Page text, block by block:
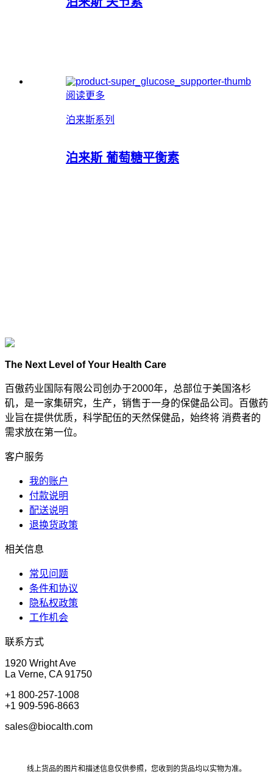
阅读更多
泊来斯系列
泊来斯 葡萄糖平衡素
The Next Level of Your Health Care
百傲药业国际有限公司创办于2000年，总部位于美国洛杉
矶，是一家集研究，生产，销售于一身的保健品公司。百傲药
业旨在提供优质，科学配伍的天然保健品，始终将 消费者的
需求放在第一位。
客户服务
我的账户
付款说明
配送说明
退换货政策
相关信息
常见问题
条件和协议
隐私权政策
工作机会
联系方式
1920 Wright Ave
La Verne, CA 91750
+1 800-257-1008
+1 909-596-8663
sales@biocalth.com
线上货品的图片和描述信息仅供参照，您收到的货品均以实物为准。